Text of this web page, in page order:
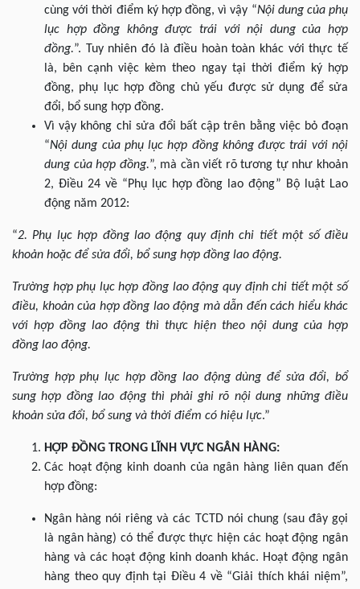
cùng với thời điểm ký hợp đồng, vì vậy “Nội dung của phụ
lục hợp đồng không được trái với nội dung của hợp
đồng.”. Tuy nhiên đó là điều hoàn toàn khác với thực tế
là, bên cạnh việc kèm theo ngay tại thời điểm ký hợp
đồng, phụ lục hợp đồng chủ yếu được sử dụng để sửa
đổi, bổ sung hợp đồng.
Vì vậy không chỉ sửa đổi bất cập trên bằng việc bỏ đoạn
“Nội dung của phụ lục hợp đồng không được trái với nội
dung của hợp đồng.”, mà cần viết rõ tương tự như khoản
2, Điều 24 về “Phụ lục hợp đồng lao động” Bộ luật Lao
động năm 2012:
“2. Phụ lục hợp đồng lao động quy định chi tiết một số điều
khoản hoặc để sửa đổi, bổ sung hợp đồng lao động.
Trường hợp phụ lục hợp đồng lao động quy định chi tiết một số
điều, khoản của hợp đồng lao động mà dẫn đến cách hiểu khác
với hợp đồng lao động thì thực hiện theo nội dung của hợp
đồng lao động.
Trường hợp phụ lục hợp đồng lao động dùng để sửa đổi, bổ
sung hợp đồng lao động thì phải ghi rõ nội dung những điều
khoản sửa đổi, bổ sung và thời điểm có hiệu lực.”
HỢP ĐỒNG TRONG LĨNH VỰC NGÂN HÀNG:
Các hoạt động kinh doanh của ngân hàng liên quan đến
hợp đồng:
Ngân hàng nói riêng và các TCTD nói chung (sau đây gọi
là ngân hàng) có thể được thực hiện các hoạt động ngân
hàng và các hoạt động kinh doanh khác. Hoạt động ngân
hàng theo quy định tại Điều 4 về “Giải thích khái niệm”,